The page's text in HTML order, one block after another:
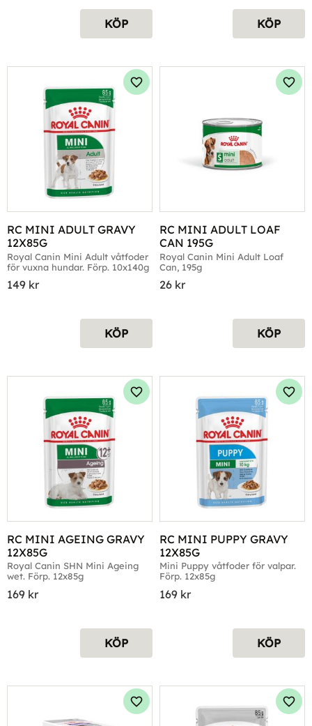
KÖP KÖP
RC MINI ADULT GRAVY
12X85G
Royal Canin Mini Adult våtfoder
för vuxna hundar. Förp. 10x140g
149 kr
Lägg till i favoriter
KÖP
RC MINI ADULT LOAF
CAN 195G
Royal Canin Mini Adult Loaf
Can, 195g
26 kr
KÖP
RC MINI AGEING GRAVY
12X85G
Royal Canin SHN Mini Ageing
wet. Förp. 12x85g
169 kr
Lägg till i favoriter
KÖP
RC MINI PUPPY GRAVY
12X85G
Mini Puppy våtfoder för valpar.
Förp. 12x85g
169 kr
KÖP
Lägg till i favoriter